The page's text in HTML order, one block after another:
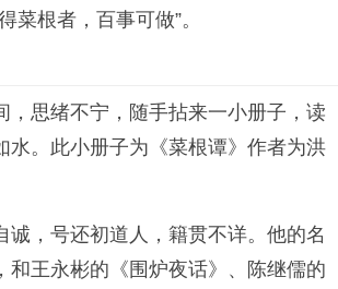
菜根者，百事可做”。
，思绪不宁，随手拈来一小册子，读
水。此小册子为《菜根谭》作者为洪
诚，号还初道人，籍贯不详。他的名
和王永彬的《围炉夜话》、陈继儒的